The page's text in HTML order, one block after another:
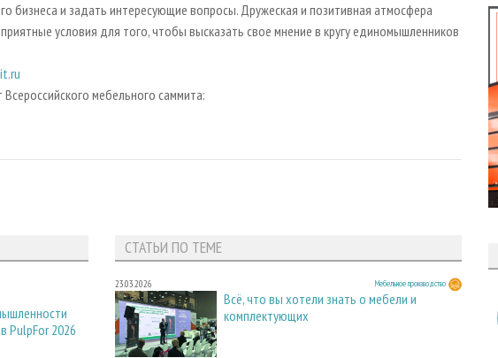
бизнеса и задать интересующие вопросы. Дружеская и позитивная атмосфера
условия для того, чтобы высказать свое мнение в кругу единомышленников
мебельного саммита:
PulpFor 2026
СТАТЬИ ПО ТЕМЕ
23.03.2026 Мебельное производство
Всё, что вы хотели знать о мебели и
комплектующих